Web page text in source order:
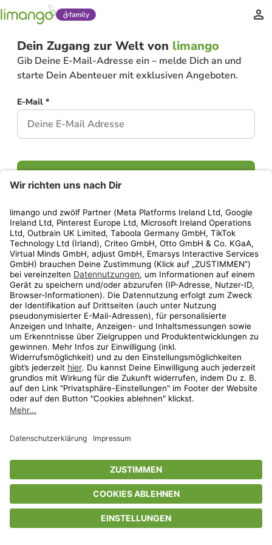
family
Dein Zugang zur Welt von limango
Gib Deine E-Mail-Adresse ein – melde Dich an und
starte Dein Abenteuer mit exklusiven Angeboten.
E-Mail *
Weiter
Privatsphäre-EinstellungenAGBDatenschutzCompliance
GeschenkgutscheinbedingungenImpressumHelp Center